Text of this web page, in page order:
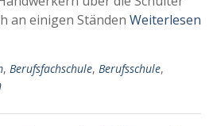
an einigen Ständen Weiterlesen
, Berufsfachschule, Berufsschule,